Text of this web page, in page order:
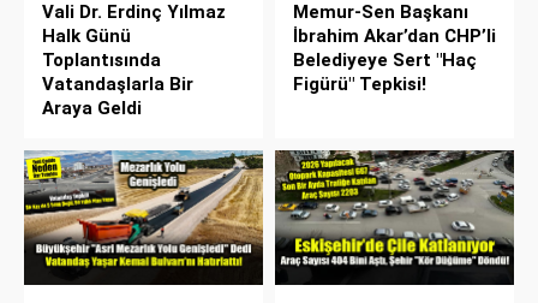
Vali Dr. Erdinç Yılmaz
Halk Günü
Toplantısında
Vatandaşlarla Bir
Araya Geldi
Memur-Sen Başkanı
İbrahim Akar’dan CHP’li
Belediyeye Sert "Haç
Figürü" Tepkisi!